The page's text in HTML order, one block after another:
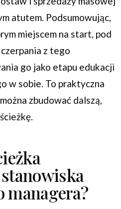
atutem. Podsumowując,
miejscem na start, pod
z tego
go jako etapu edukacji
w sobie. To praktyczna
zbudować dalszą,
managera?